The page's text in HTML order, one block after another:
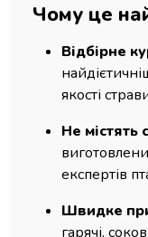
Чому це
Відбірне
якості
Не містять
експертів
Швидке
гарячі,